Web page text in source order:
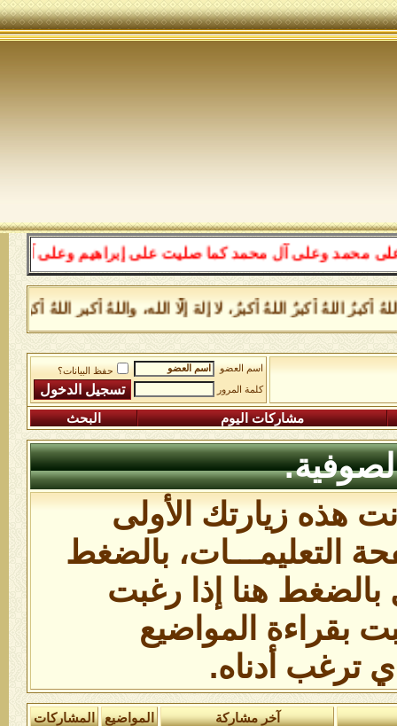
آل محمد كما صليت على إبراهيم وعلى آل إبراهيم إنك
أكبرُ اللهُ أكبرُ، لا إلهَ إلَّا الله، واللهُ أكبر اللهُ أكبر،
اسم العضو
حفظ البيانات؟
كلمة المرور
مشاركات اليوم البحث
هذه زيارتك الأولى
التعليمـــات، بالضغط
بالضغط هنا إذا رغبت
بقراءة المواضيع
ترغب أدناه.
آخر مشاركة المواضيع المشاركات